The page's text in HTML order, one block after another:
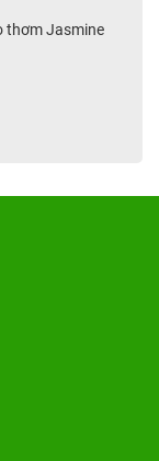
thơm Jasmine